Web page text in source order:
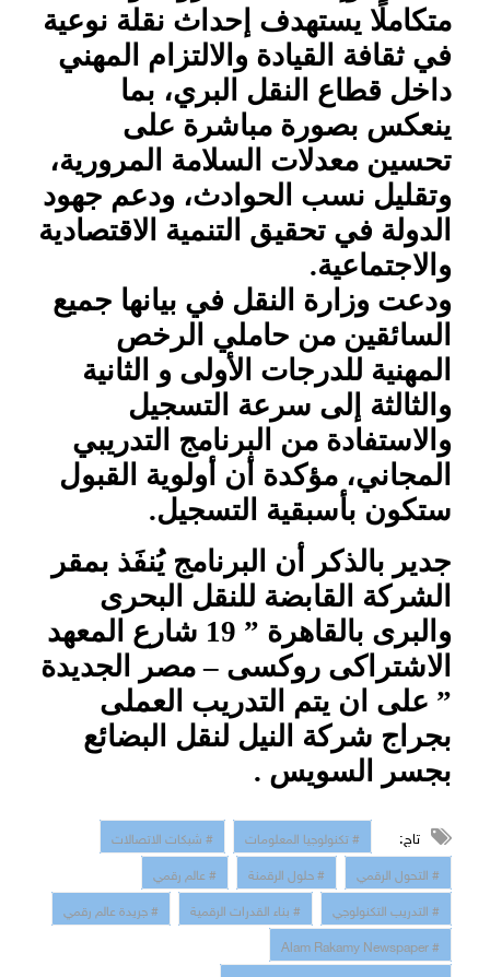
متكاملًا يستهدف إحداث نقلة نوعية
في ثقافة القيادة والالتزام المهني
داخل قطاع النقل البري، بما
ينعكس بصورة مباشرة على
تحسين معدلات السلامة المرورية،
وتقليل نسب الحوادث، ودعم جهود
الدولة في تحقيق التنمية الاقتصادية
والاجتماعية.
ودعت وزارة النقل في بيانها جميع
السائقين من حاملي الرخص
المهنية للدرجات الأولى و الثانية
والثالثة إلى سرعة التسجيل
والاستفادة من البرنامج التدريبي
المجاني، مؤكدة أن أولوية القبول
ستكون بأسبقية التسجيل.
جدير بالذكر أن البرنامج يُنفَذ بمقر
الشركة القابضة للنقل البحرى
والبرى بالقاهرة ” 19 شارع المعهد
الاشتراكى روكسى – مصر الجديدة
” على ان يتم التدريب العملى
بجراج شركة النيل لنقل البضائع
بجسر السويس .
تاج: # تكنولوجيا المعلومات
# شبكات الاتصالات
# التحول الرقمي
# حلول الرقمنة
# عالم رقمي
# التدريب التكنولوجي
# بناء القدرات الرقمية
# جريدة عالم رقمي
# Alam Rakamy Newspaper